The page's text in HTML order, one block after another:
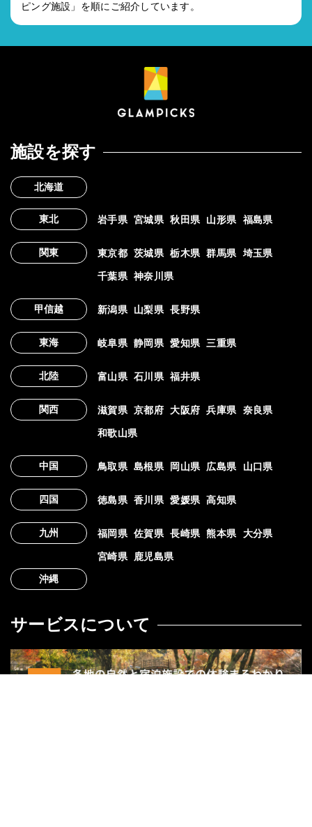
ピング施設」を順にご紹介しています。
施設を探す
北海道
東北 岩手県 宮城県 秋田県 山形県 福島県
関東 東京都 茨城県 栃木県 群馬県 埼玉県
千葉県 神奈川県
甲信越 新潟県 山梨県 長野県
東海 岐阜県 静岡県 愛知県 三重県
北陸 富山県 石川県 福井県
関西 滋賀県 京都府 大阪府 兵庫県 奈良県
和歌山県
中国 鳥取県 島根県 岡山県 広島県 山口県
四国 徳島県 香川県 愛媛県 高知県
九州 福岡県 佐賀県 長崎県 熊本県 大分県
宮崎県
鹿児島県
沖縄
サービスについて